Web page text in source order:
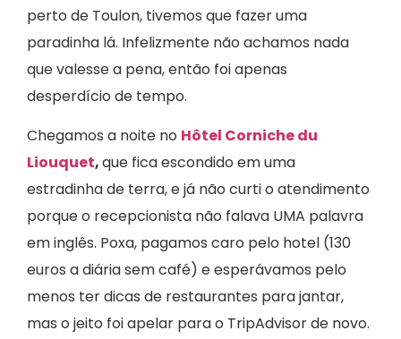
perto de Toulon, tivemos que fazer uma
paradinha lá. Infelizmente não achamos nada
que valesse a pena, então foi apenas
desperdício de tempo.
Chegamos a noite no Hôtel Corniche du
Liouquet,que fica escondido em uma
estradinha de terra, e já não curti o atendimento
porque o recepcionista não falava UMA palavra
em inglês. Poxa, pagamos caro pelo hotel (130
euros a diária sem café) e esperávamos pelo
menos ter dicas de restaurantes para jantar,
mas o jeito foi apelar para o TripAdvisor de novo.